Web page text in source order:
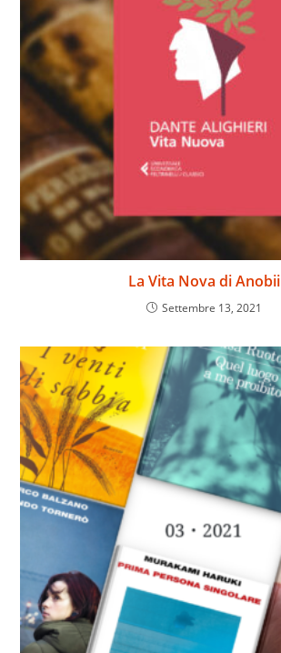
La Vita Nova di Anobii
Settembre 13, 2021